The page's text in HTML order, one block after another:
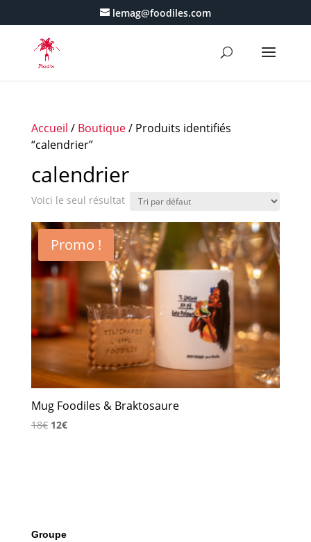
lemag@foodiles.com
Accueil / Boutique/ Produits identifiés
“calendrier”
calendrier
Voici le seul résultat
Promo !
Mug Foodiles & Braktosaure
18€ Le
12€Le
Groupe